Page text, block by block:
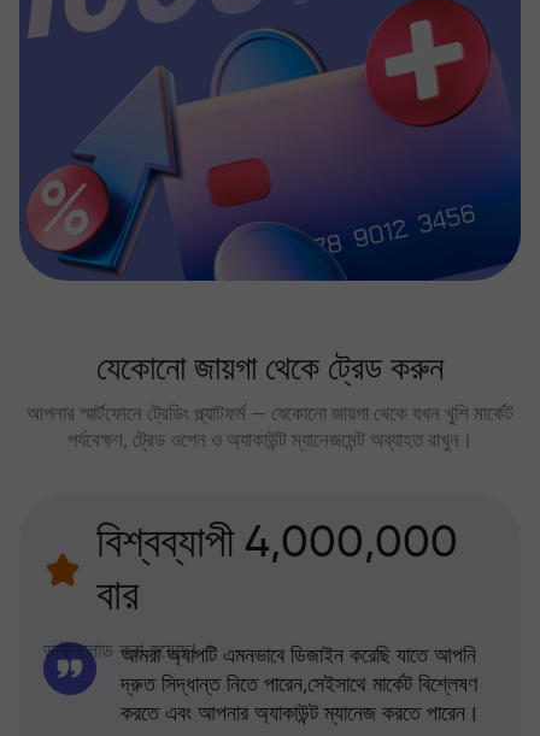
যেকোনো জায়গা থেকে ট্রেড করুন
আপনার স্মার্টফোনে ট্রেডিং প্ল্যাটফর্ম — যেকোনো জায়গা থেকে যখন খুশি মার্কেট
পর্যবেক্ষণ, ট্রেড ওপেন ও অ্যাকাউন্ট ম্যানেজমেন্ট অব্যাহত রাখুন।
বিশ্বব্যাপী 4,000,000
বার
ডাউনলোড করা হয়েছে!আমরা অ্যাপটি এমনভাবে ডিজাইন করেছি যাতে আপনি
দ্রুত সিদ্ধান্ত নিতে পারেন,সেইসাথে মার্কেট বিশ্লেষণ
করতে এবং আপনার অ্যাকাউন্ট ম্যানেজ করতে পারেন।